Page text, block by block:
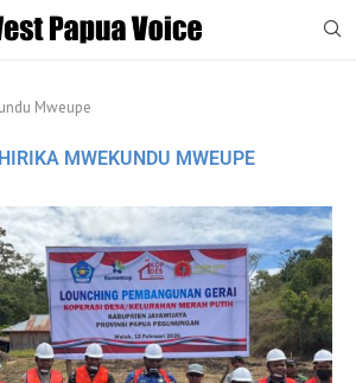
Mweupe
MWEKUNDU MWEUPE